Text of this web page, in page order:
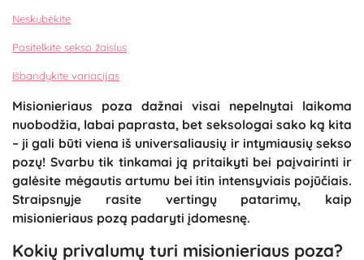
Neskubėkite
Pasitelkite sekso žaislus
Išbandykite variacijas
Misionieriaus poza dažnai visai nepelnytai laikoma
nuobodžia, labai paprasta, bet seksologai sako ką kita
– ji gali būti viena iš universaliausių ir intymiausių sekso
pozų! Svarbu tik tinkamai ją pritaikyti bei paįvairinti ir
galėsite mėgautis artumu bei itin intensyviais pojūčiais.
Straipsnyje rasite vertingų patarimų, kaip
misionieriaus pozą padaryti įdomesnę.
Kokių privalumų turi misionieriaus poza?